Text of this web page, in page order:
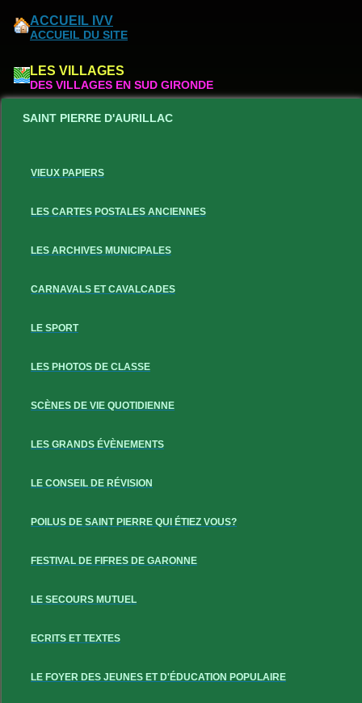
ACCUEIL IVV
ACCUEIL DU SITE
LES VILLAGES
DES VILLAGES EN SUD GIRONDE
SAINT PIERRE D'AURILLAC
VIEUX PAPIERS
LES CARTES POSTALES ANCIENNES
LES ARCHIVES MUNICIPALES
CARNAVALS ET CAVALCADES
LE SPORT
LES PHOTOS DE CLASSE
SCÈNES DE VIE QUOTIDIENNE
LES GRANDS ÉVÈNEMENTS
LE CONSEIL DE RÉVISION
POILUS DE SAINT PIERRE QUI ÉTIEZ VOUS?
FESTIVAL DE FIFRES DE GARONNE
LE SECOURS MUTUEL
ECRITS ET TEXTES
LE FOYER DES JEUNES ET D'ÉDUCATION POPULAIRE